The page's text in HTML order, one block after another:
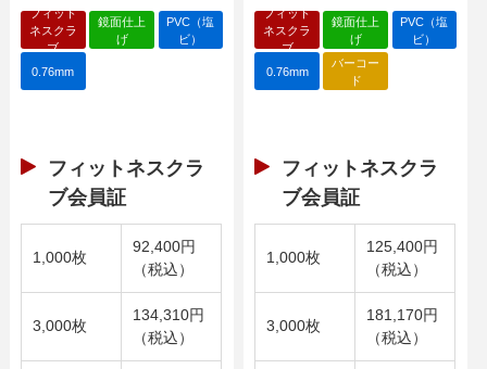
フィット
ネスクラ
ブ
鏡面仕上
げ
PVC（塩
ビ）
0.76mm
フィットネスクラ
ブ会員証
1,000枚
92,400円
（税込）
3,000枚
134,310円
（税込）
フィット
ネスクラ
ブ
鏡面仕上
げ
PVC（塩
ビ）
0.76mm
バーコー
ド
フィットネスクラ
ブ会員証
1,000枚
125,400円
（税込）
3,000枚
181,170円
（税込）